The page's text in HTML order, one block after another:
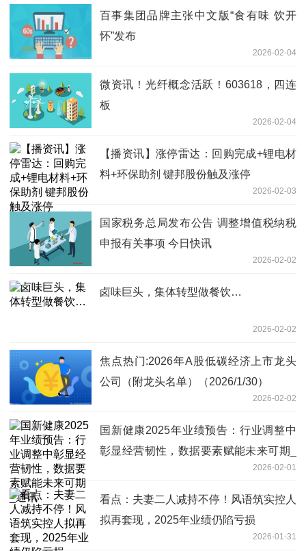
百事集团品牌主张中文版“食有味 饮开
怀”发布
2026-02-04
微资讯！光纤概念活跃！603618，四连
板
2026-02-04
【播资讯】涨停雷达：回购完成+锂电材
料+环保助剂 键邦股份触及涨停
2026-02-03
国家税务总局发布公告 调整增值税纳税
申报有关事项 今日快讯
2026-02-02
卤味巨头，集体转型做餐饮…
2026-02-02
焦点热门:2026年A股低碳经济上市龙头
公司（附龙头名单）（2026/1/30）
2026-02-02
国新健康2025年业绩预告：行业调整中
彰显经营韧性，数据要素赋能未来可期_
2026-02-01
看点：夫妻二人减持不停！风语筑实控人
拟再套现，2025年业绩仍陷亏损
2026-01-31